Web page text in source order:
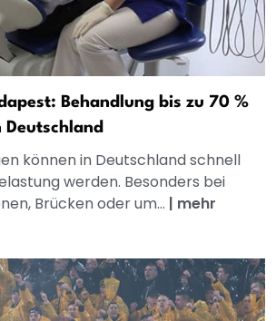
Behandlung bis zu 70 %
können in Deutschland schnell
werden. Besonders bei
Brücken oder um... | mehr